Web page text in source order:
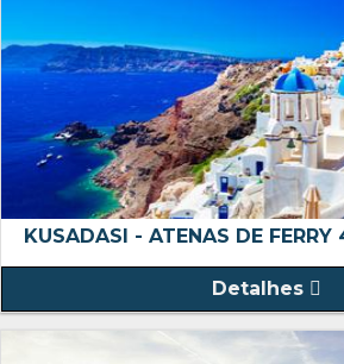
KUSADASI - ATENAS DE
Detalhes